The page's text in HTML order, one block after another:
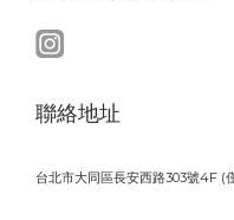
聯絡地址
台北市大同區長安西路303號4F (